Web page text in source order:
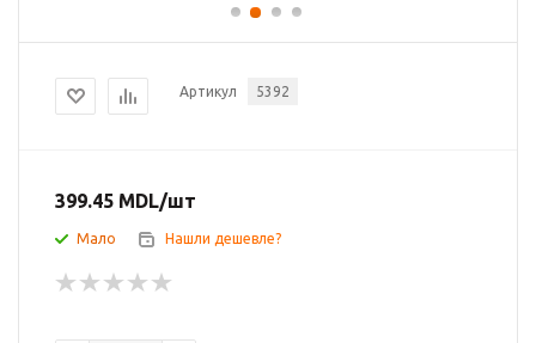
Артикул 5392
399.45 MDL/шт
Мало Нашли дешевле?